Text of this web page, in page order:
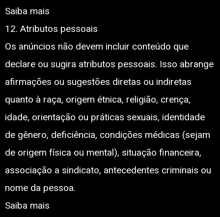
Saiba mais
12. Atributos pessoais
Os anúncios não devem incluir conteúdo que
declare ou sugira atributos pessoais. Isso abrange
afirmações ou sugestões diretas ou indiretas
quanto à raça, origem étnica, religião, crença,
idade, orientação ou práticas sexuais, identidade
de gênero, deficiência, condições médicas (sejam
de origem física ou mental), situação financeira,
associação a sindicato, antecedentes criminais ou
nome da pessoa.
Saiba mais